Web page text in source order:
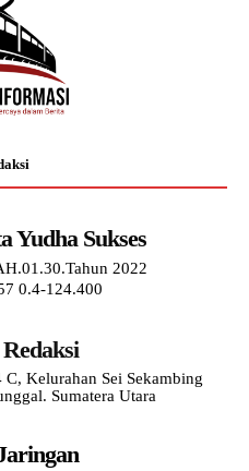
Yudha Sukses
2022
0.4-124.400
Kelurahan Sei Sekambing
Sumatera Utara